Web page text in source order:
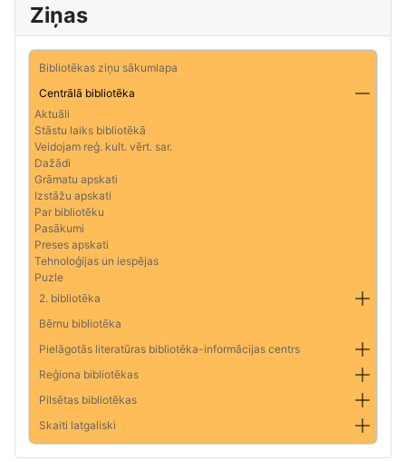
Ziņas
Bibliotēkas ziņu sākumlapa
Centrālā bibliotēka
Aktuāli
Stāstu laiks bibliotēkā
Veidojam reģ. kult. vērt. sar.
Dažādi
Grāmatu apskati
Izstāžu apskati
Par bibliotēku
Pasākumi
Preses apskati
Tehnoloģijas un iespējas
Puzle
2. bibliotēka
Bērnu bibliotēka
Pielāgotās literatūras bibliotēka-informācijas centrs
Reģiona bibliotēkas
Pilsētas bibliotēkas
Skaiti latgaliski